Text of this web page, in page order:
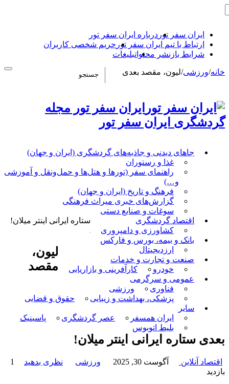
ایران سفر تور درباره ایران سفر تور
ارتباط با تیم ایران سفر تور حریم شخصی کاربران
شرایط بازنشر محتوا تبلیغات
ایران سفر تور مجله
گردشگری ایران سفر تور
جاهای دیدنی و جاذبه‌های گردشگری (ایران و جهان)
غذا و رستوران
راهنمای سفر (تورها و هتل‌ها و حمل‌و‌نقل و آموزشی
و…)
فرهنگ و تاریخ (ایران و جهان)
گزارش‌های خبری میراث فرهنگی
سوغات و صنایع دستی
اقتصاد گردشگری
کشاورزی و دامپروری
بانک و بیمه، بورس و فارکس
ارزدیجیتال
صنعت و تجارت و خدمات
خودرو
کارآفرینی و بازاریابی
عمومی و سرگرمی
فناوری
ورزشی
پزشکی، بهداشت و زیبایی
حقوق و قضایی
سایر
ایران همسفر
عصر گردشگری
پاسینیک
بلیط اتوبوس
خانه/ورزشی/لیون، مقصد بعدی
ستاره ایرانی اینتر میلان!
لیون،
مقصد
بعدی ستاره ایرانی اینتر میلان!
اقتصاد آنلاین آگوست 30, 2025 ورزشی نظری بدهید
1
بازدید